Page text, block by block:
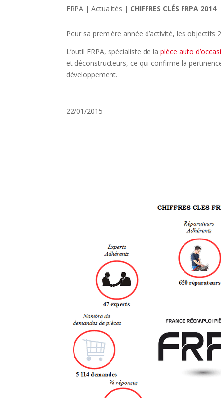
FRPA |Actualités | CHIFFRES CLÉS FRPA 2014
Pour sa première année d’activité, les objectifs
L’outil FRPA, spécialiste de lapièce auto
et déconstructeurs, ce qui confirme la
développement.
22/01/2015